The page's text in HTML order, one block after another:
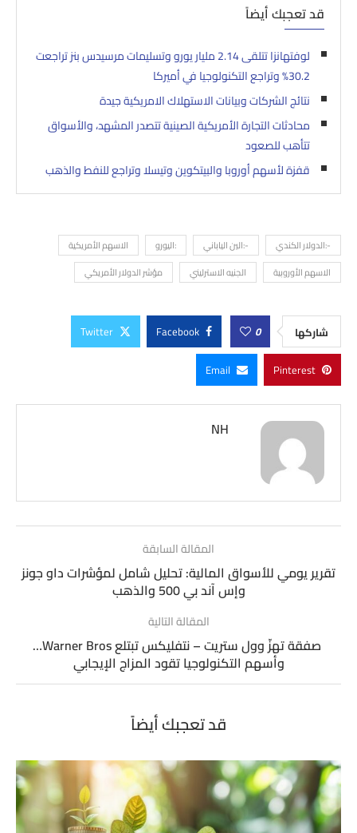
قد تعجبك أيضاً
لوفتهانزا تتلقى 2.14 مليار يورو وتسليمات مرسيدس بنز تراجعت
30.2% وتراجع التكنولوجيا في أميركا
نتائج الشركات وبيانات الاستهلاك الامريكية جيدة
محادثات التجارة الأمريكية الصينية تتصدر المشهد، والأسواق
تتأهب للصعود
قفزة لأسهم أوروبا والبيتكوين وتيسلا وتراجع للنفط والذهب
-:الدولار الكندي -:الين الياباني :اليورو
الاسهم الأمريكية
الاسهم الأوروبية
الجنيه الاسترليني مؤشر الدولار الأمريكي
شاركها 0
Facebook
Twitter
Pinterest
Email
NH
المقالة السابقة
تقرير يومي للأسواق المالية: تحليل شامل لمؤشرات داو جونز
وإس آند بي 500 والذهب
المقالة التالية
صفقة تهزّ وول ستريت – نتفليكس تبتلع Warner Bros…
وأسهم التكنولوجيا تقود المزاج الإيجابي
قد تعجبك أيضاً